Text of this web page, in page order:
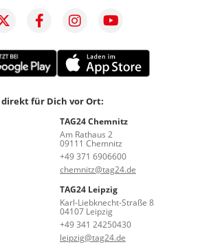
für Dich vor Ort:
TAG24 Chemnitz
Am Rathaus 2
09111 Chemnitz
+49 371 6906600
chemnitz@tag24.de
TAG24 Leipzig
Karl-Liebknecht-Straße 8
04107 Leipzig
+49 341 24250430
leipzig@tag24.de